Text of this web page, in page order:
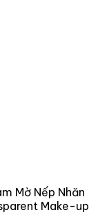
Mờ Nếp Nhăn
Make-up